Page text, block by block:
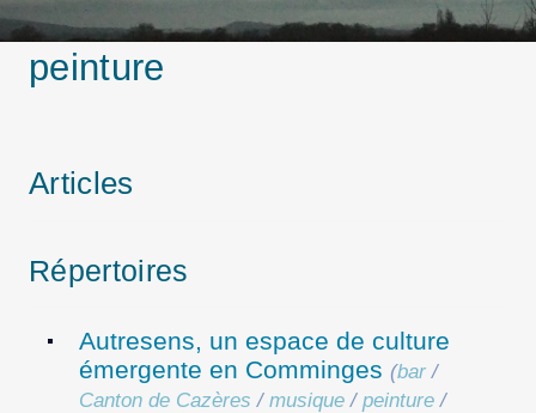
peinture
Articles
Répertoires
Autresens, un espace de culture
émergente en Comminges (bar /
Canton de Cazères / musique / peinture /